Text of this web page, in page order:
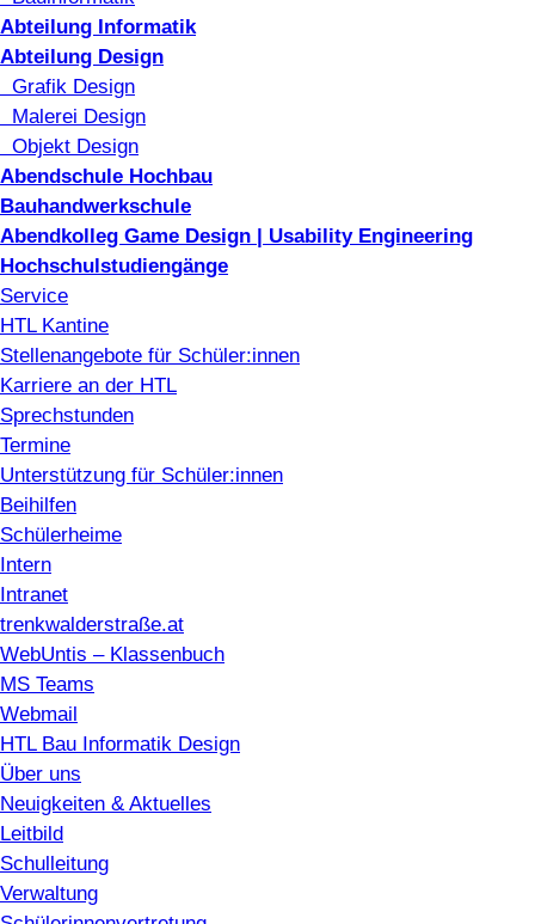
Abteilung Informatik
Abteilung Design
Grafik Design
Malerei Design
Objekt Design
Abendschule Hochbau
Bauhandwerkschule
Abendkolleg Game Design | Usability Engineering
Hochschulstudiengänge
Service
HTL Kantine
Stellenangebote für Schüler:innen
Karriere an der HTL
Sprechstunden
Termine
Unterstützung für Schüler:innen
Beihilfen
Schülerheime
Intern
Intranet
trenkwalderstraße.at
WebUntis – Klassenbuch
MS Teams
Webmail
HTL Bau Informatik Design
Über uns
Neuigkeiten & Aktuelles
Leitbild
Schulleitung
Verwaltung